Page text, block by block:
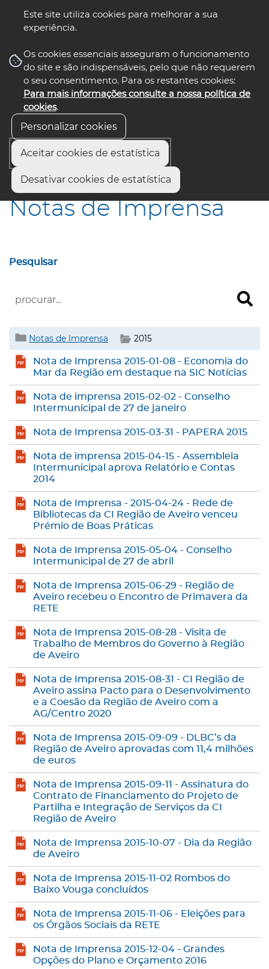
Este site utiliza cookies para melhorar a sua
experiência.
Os cookies essenciais asseguram o funcionamento
do site e são indispensáveis, pelo que não requerem
o seu consentimento. Para os restantes cookies:
Para mais informações consulte a nossa política de
cookies.
Personalizar cookies
Aceitar cookies de estatística
Desativar cookies de estatística
nos select language
Início Notas de Imprensa
Notas de Imprensa
Pesquisar
Notas de Imprensa 2015
Nota de Imprensa 2015-01-08 - Economia do
Mar da Região em destaque na SIC Notícias
Nota de imprensa 2015-02-02 - Conselho
Intermunicipal de 27 de janeiro
Nota de Imprensa 2015-03-31 - PAPERA 2015
Nota de imprensa 2015-04-15 - Assembleia
Intermunicipal aprova Relatório e Contas
2014
Nota de Imprensa - 2015-04-24 - Rede de
Bibliotecas da CI Região de Aveiro venceu
Prémio de Boas Práticas
Nota de Imprensa 2015-05-04 - Conselho
Intermunicipal de 27 de abril
Nota de Imprensa 2015-06-29 - Região de
Aveiro recebeu o Encontro de Primavera da
RETE
Nota de Imprensa 2015-08-28 - Visita de
Trabalho de Membros do Governo à Região
de Aveiro
Nota de Imprensa 2015-08-31 - CI Região de
Aveiro assina Pacto para o Desenvolvimento
e a Coesão da Região de Aveiro com a
AG/Centro 2020
Nota de Imprensa 2015-09-09 - DLBC’s da
Região de Aveiro aprovadas com 11,4 milhões
de euros
Nota de Imprensa 2015-09-11 - Assinatura do
Contrato de Financiamento do Projeto de
Partilha e Integração de Serviços da CI
Região de Aveiro
Nota de Imprensa 2015-10-07 - Dia da Região
de Aveiro
Nota de Imprensa 2015-11-02 Rombos do
Baixo Vouga concluídos
Nota de Imprensa 2015-11-06 - Eleições para
os Órgãos Sociais da RETE
Nota de Imprensa 2015-12-04 - Grandes
Opções do Plano e Orçamento 2016